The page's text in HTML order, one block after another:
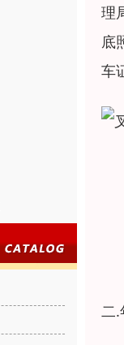
理
底
车
二.